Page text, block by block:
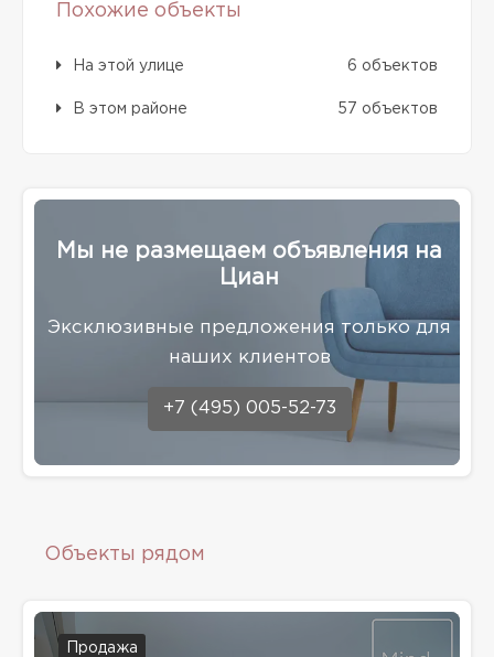
Похожие объекты
На этой улице 6 объектов
В этом районе 57 объектов
Мы не размещаем объявления на
Циан
Эксклюзивные предложения только для
наших клиентов
+7 (495) 005-52-73
Объекты рядом
Продажа